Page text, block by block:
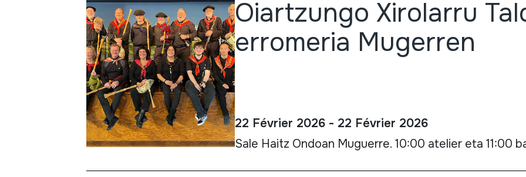
Oiartzungo Xirolarru
erromeria Mugerren
22 Février 2026 - 22 Février 2026
Sale Haitz Ondoan Muguerre. 10:00 atelier eta 11:00